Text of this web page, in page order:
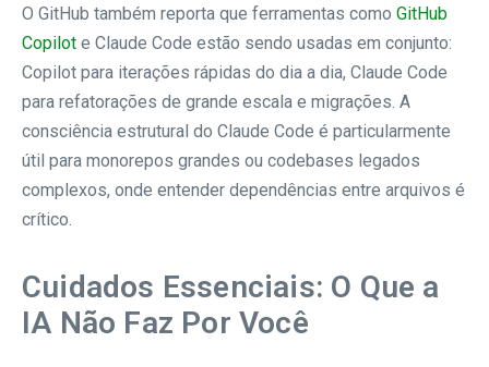
O GitHub também reporta que ferramentas como GitHub
Copilot e Claude Code estão sendo usadas em conjunto:
Copilot para iterações rápidas do dia a dia, Claude Code
para refatorações de grande escala e migrações. A
consciência estrutural do Claude Code é particularmente
útil para monorepos grandes ou codebases legados
complexos, onde entender dependências entre arquivos é
crítico.
Cuidados Essenciais: O Que a
IA Não Faz Por Você